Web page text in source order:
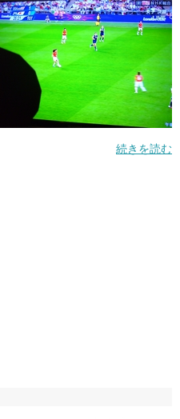
続きを読む